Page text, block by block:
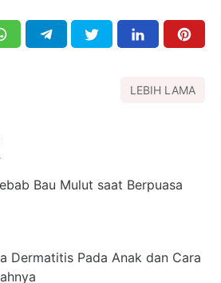
LEBIH LAMA
Bau Mulut saat Berpuasa
Dermatitis Pada Anak dan Cara